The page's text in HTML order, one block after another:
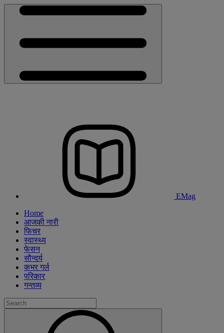
EMag
Home
आजकी नारी
फिचर
स्वास्थ्य
फेसन
सौन्दर्य
कभर गर्ल
परिकार
गन्तव्य